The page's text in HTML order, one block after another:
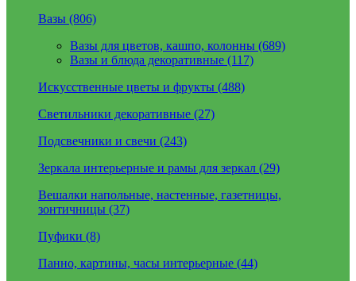
Вазы (806)
Вазы для цветов, кашпо, колонны (689)
Вазы и блюда декоративные (117)
Искусственные цветы и фрукты (488)
Светильники декоративные (27)
Подсвечники и свечи (243)
Зеркала интерьерные и рамы для зеркал (29)
Вешалки напольные, настенные, газетницы,
зонтичницы (37)
Пуфики (8)
Панно, картины, часы интерьерные (44)